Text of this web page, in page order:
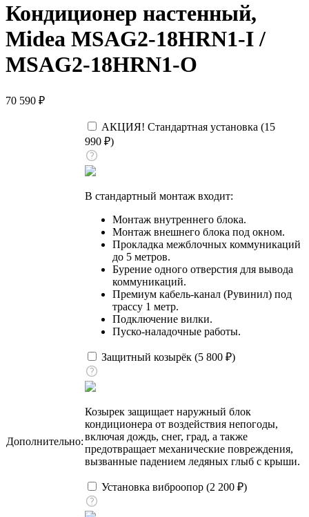
Кондиционер настенный,
Midea MSAG2-18HRN1-I /
MSAG2-18HRN1-O
70 590 ₽
Дополнительно:
АКЦИЯ! Стандартная установка (15
990 ₽)
В стандартный монтаж входит:
Монтаж внутреннего блока.
Монтаж внешнего блока под окном.
Прокладка межблочных коммуникаций
до 5 метров.
Бурение одного отверстия для вывода
коммуникаций.
Премиум кабель-канал (Рувинил) под
трассу 1 метр.
Подключение вилки.
Пуско-наладочные работы.
Защитный козырёк (5 800 ₽)
Козырек защищает наружный блок
кондиционера от воздействия непогоды,
включая дождь, снег, град, а также
предотвращает механические повреждения,
вызванные падением ледяных глыб с крыши.
Установка виброопор (2 200 ₽)